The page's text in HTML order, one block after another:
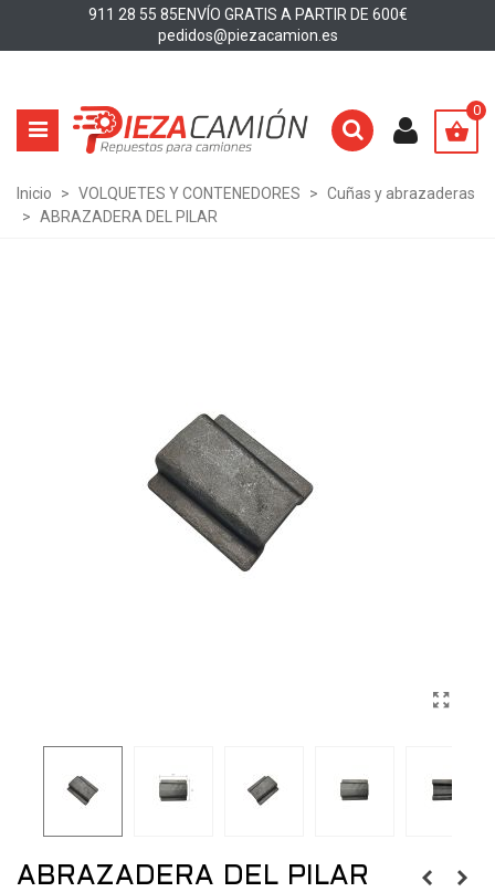
911 28 55 85ENVÍO GRATIS A PARTIR DE 600€
pedidos@piezacamion.es
0
Inicio > VOLQUETES Y CONTENEDORES > Cuñas y abrazaderas
> ABRAZADERA DEL PILAR
ABRAZADERA DEL PILAR